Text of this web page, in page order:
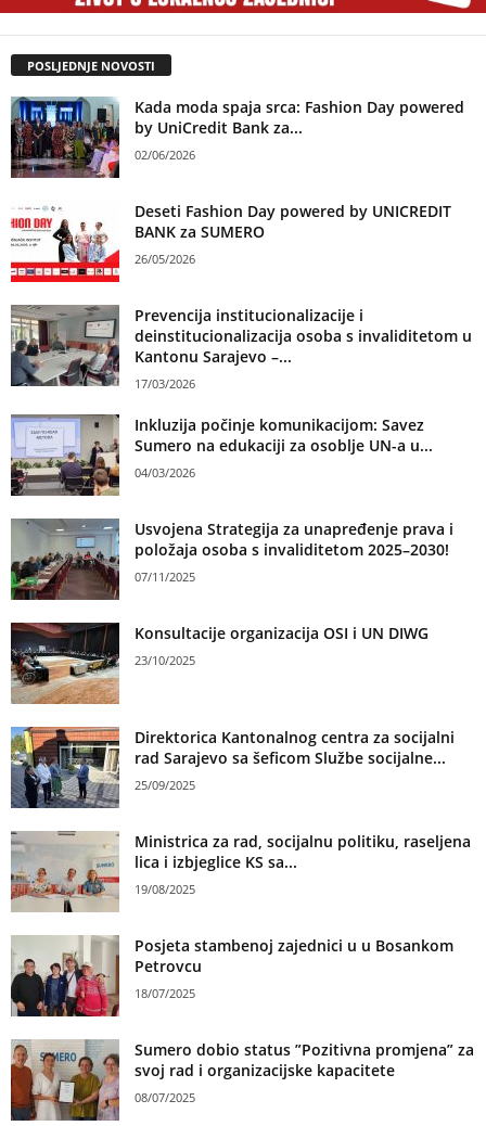
POSLJEDNJE NOVOSTI
Kada moda spaja srca: Fashion Day powered
by UniCredit Bank za...
02/06/2026
Deseti Fashion Day powered by UNICREDIT
BANK za SUMERO
26/05/2026
Prevencija institucionalizacije i
deinstitucionalizacija osoba s invaliditetom u
Kantonu Sarajevo –...
17/03/2026
Inkluzija počinje komunikacijom: Savez
Sumero na edukaciji za osoblje UN-a u...
04/03/2026
Usvojena Strategija za unapređenje prava i
položaja osoba s invaliditetom 2025–2030!
07/11/2025
Konsultacije organizacija OSI i UN DIWG
23/10/2025
Direktorica Kantonalnog centra za socijalni
rad Sarajevo sa šeficom Službe socijalne...
25/09/2025
Ministrica za rad, socijalnu politiku, raseljena
lica i izbjeglice KS sa...
19/08/2025
Posjeta stambenoj zajednici u u Bosankom
Petrovcu
18/07/2025
Sumero dobio status ”Pozitivna promjena” za
svoj rad i organizacijske kapacitete
08/07/2025